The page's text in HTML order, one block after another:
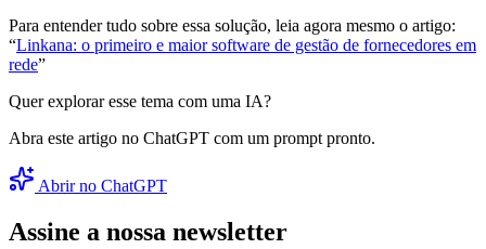
Para entender tudo sobre essa solução, leia agora mesmo o artigo:
“Linkana: o primeiro e maior software de gestão de fornecedores em
rede”
Quer explorar esse tema com uma IA?
Abra este artigo no ChatGPT com um prompt pronto.
Abrir no ChatGPT
Assine a nossa newsletter